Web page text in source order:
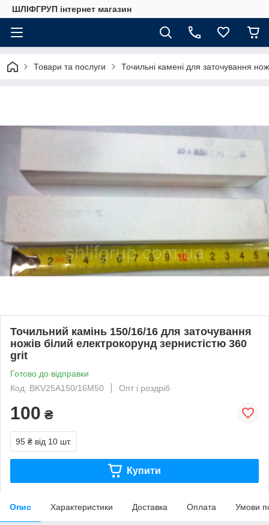
ШЛІФГРУП інтернет магазин
Товари та послуги Точильні камені для заточування
Точильний камінь 150/16/16 для заточування
ножів білий електрокорунд зернистістю 360
grit
Готово до відправки
Код: BKV25A150/16M50
Опт і роздріб
100 ₴
95 ₴ від 10 шт.
Купити
Опис Характеристики Доставка Оплата Умови